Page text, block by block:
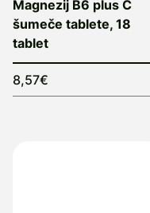
Magnezij B6 plus C
šumeče tablete, 18
tablet
8,57€